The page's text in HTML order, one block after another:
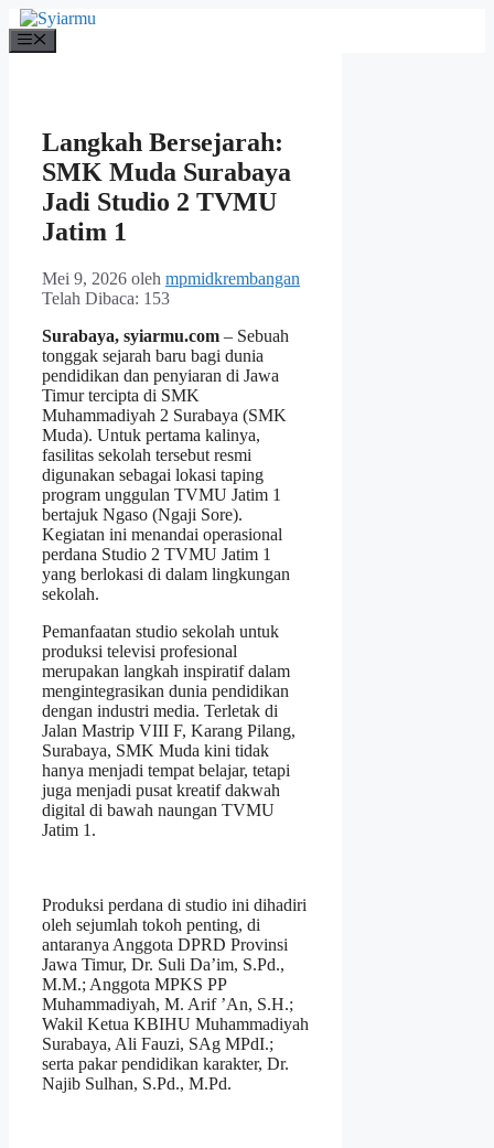
Langsung
ke
isi
Langkah Bersejarah:
SMK Muda Surabaya
Jadi Studio 2 TVMU
Jatim 1
Mei 9, 2026 oleh mpmidkrembangan
Telah Dibaca: 153
Surabaya, syiarmu.com – Sebuah
tonggak sejarah baru bagi dunia
pendidikan dan penyiaran di Jawa
Timur tercipta di SMK
Muhammadiyah 2 Surabaya (SMK
Muda). Untuk pertama kalinya,
fasilitas sekolah tersebut resmi
digunakan sebagai lokasi taping
program unggulan TVMU Jatim 1
bertajuk Ngaso (Ngaji Sore).
Kegiatan ini menandai operasional
perdana Studio 2 TVMU Jatim 1
yang berlokasi di dalam lingkungan
sekolah.
Pemanfaatan studio sekolah untuk
produksi televisi profesional
merupakan langkah inspiratif dalam
mengintegrasikan dunia pendidikan
dengan industri media. Terletak di
Jalan Mastrip VIII F, Karang Pilang,
Surabaya, SMK Muda kini tidak
hanya menjadi tempat belajar, tetapi
juga menjadi pusat kreatif dakwah
digital di bawah naungan TVMU
Jatim 1.
Produksi perdana di studio ini dihadiri
oleh sejumlah tokoh penting, di
antaranya Anggota DPRD Provinsi
Jawa Timur, Dr. Suli Da’im, S.Pd.,
M.M.; Anggota MPKS PP
Muhammadiyah, M. Arif ’An, S.H.;
Wakil Ketua KBIHU Muhammadiyah
Surabaya, Ali Fauzi, SAg MPdI.;
serta pakar pendidikan karakter, Dr.
Najib Sulhan, S.Pd., M.Pd.